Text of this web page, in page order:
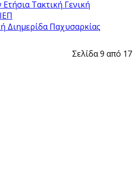
Τακτική Γενική
Διημερίδα Παχυσαρκίας
Σελίδα 9 από 17